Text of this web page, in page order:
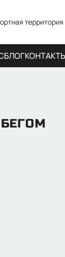
территория
БЛОГ